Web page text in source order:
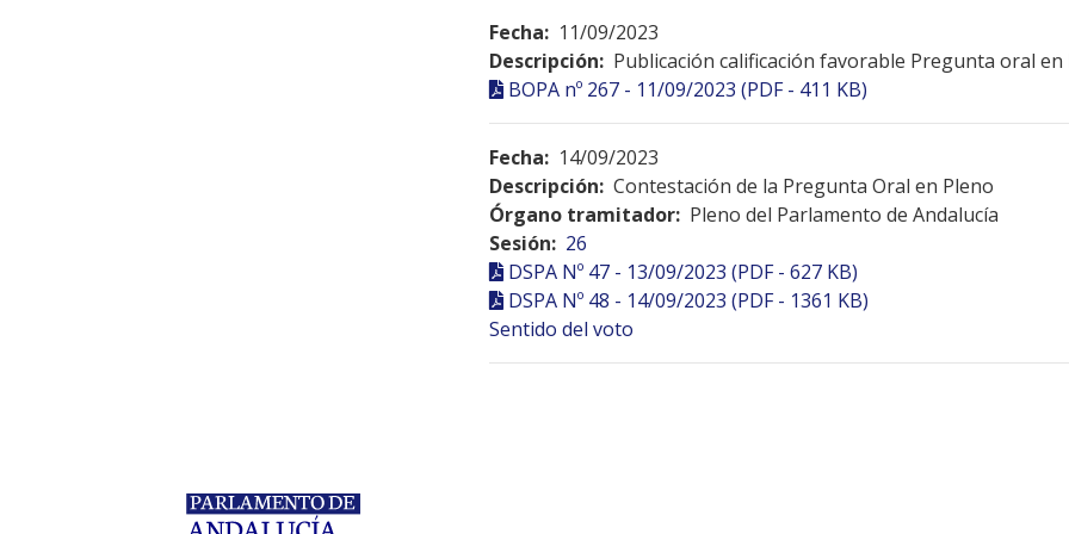
Fecha: 11/09/2023
Descripción: Publicación calificación favorable Pregunta oral en
BOPA nº 267 - 11/09/2023 (PDF - 411 KB)
Fecha: 14/09/2023
Descripción: Contestación de la Pregunta Oral en Pleno
Órgano tramitador: Pleno del Parlamento de Andalucía
Sesión: 26
DSPA Nº 47 - 13/09/2023 (PDF - 627 KB)
DSPA Nº 48 - 14/09/2023 (PDF - 1361 KB)
Sentido del voto